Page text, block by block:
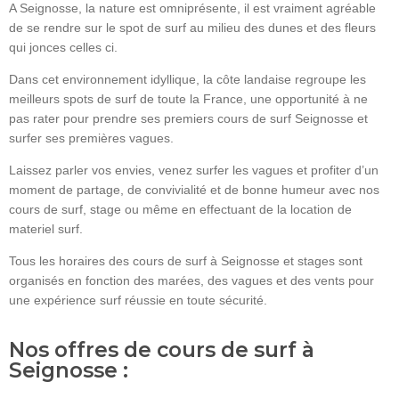
A Seignosse, la nature est omniprésente, il est vraiment agréable
de se rendre sur le spot de surf au milieu des dunes et des fleurs
qui jonces celles ci.
Dans cet environnement idyllique, la côte landaise regroupe les
meilleurs spots de surf de toute la France, une opportunité à ne
pas rater pour prendre ses premiers cours de surf Seignosse et
surfer ses premières vagues.
Laissez parler vos envies, venez surfer les vagues et profiter d’un
moment de partage, de convivialité et de bonne humeur avec nos
cours de surf, stage ou même en effectuant de la location de
materiel surf.
Tous les horaires des cours de surf à Seignosse et stages sont
organisés en fonction des marées, des vagues et des vents pour
une expérience surf réussie en toute sécurité.
Nos offres de cours de surf à
Seignosse :